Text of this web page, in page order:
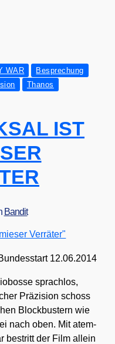
WAR
Besprechung
Thanos
IST
Bandit
12.06.2014
sprach­los,
Prä­zi­si­on schoss
Block­bus­tern wie
nach oben. Mit atem­
bestritt der Film allein